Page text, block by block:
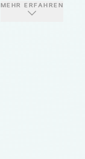
MEHR ERFAHREN